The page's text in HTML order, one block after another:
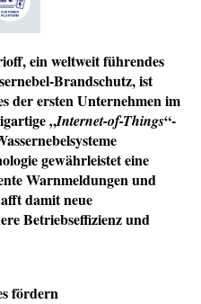
ein weltweit führendes
Brandschutz, ist
der ersten Unternehmen im
„Internet-of-Things“-
gewährleistet eine
Warnmeldungen und
damit neue
Betriebseffizienz und
fördern